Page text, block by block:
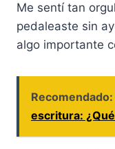
Me sentí tan
pedaleaste sin
algo importante
Recomendado:
escritura: